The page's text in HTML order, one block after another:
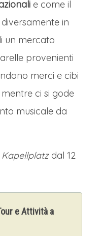
vie storiche si
che offrono
culinarie. Le luci
un tocco magico,
in un'atmosfera
perfettamente
animato.
dei
la Francia, e il
per immortalare
tempo.
e come il
in
un mercato
provenienti
merci e cibi
ci si gode
musicale da
Kapellplatzdal 12
e Attività a